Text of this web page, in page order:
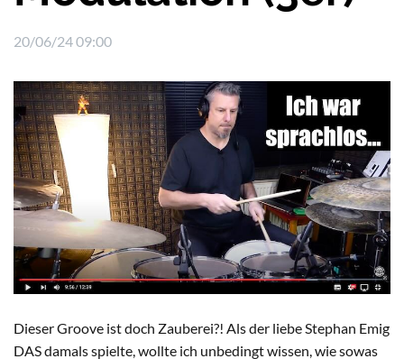
20/06/24 09:00
Dieser Groove ist doch Zauberei?! Als der liebe Stephan Emig
DAS damals spielte, wollte ich unbedingt wissen, wie sowas